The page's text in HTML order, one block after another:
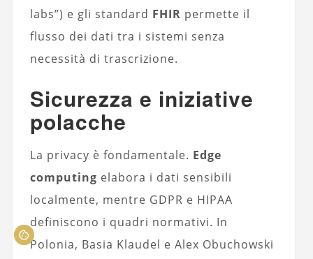
labs”) e gli standard FHIR permette il
flusso dei dati tra i sistemi senza
necessità di trascrizione.
Sicurezza e iniziative
polacche
La privacy è fondamentale. Edge
computing elabora i dati sensibili
localmente, mentre GDPR e HIPAA
definiscono i quadri normativi. In
Polonia, Basia Klaudel e Alex Obuchowski